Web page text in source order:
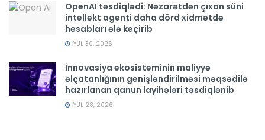
OpenAI təsdiqlədi: Nəzarətdən çıxan süni
intellekt agenti daha dörd xidmətdə
hesabları ələ keçirib
İYUL 30, 2026
İnnovasiya ekosisteminin maliyyə
əlçatanlığının genişləndirilməsi məqsədilə
hazırlanan qanun layihələri təsdiqlənib
İYUL 28, 2026